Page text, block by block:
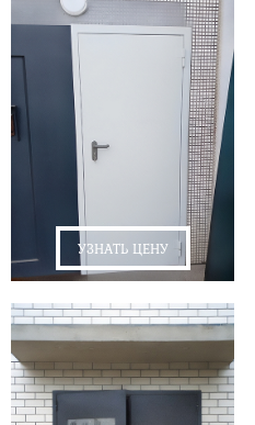
УЗНАТЬ ЦЕНУ